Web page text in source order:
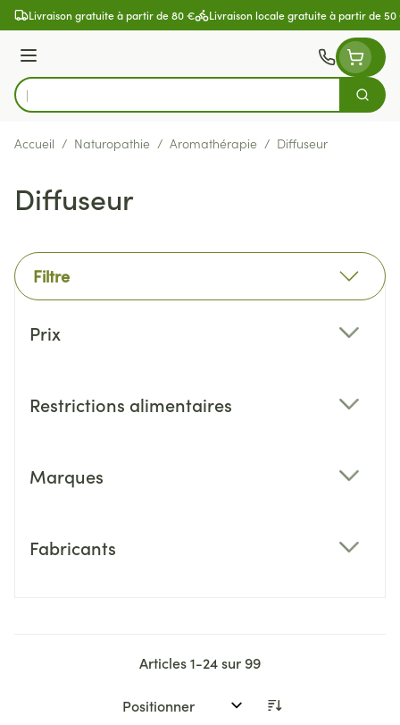
Aller au contenu
Livraison gratuite à partir de 80 € Livraison locale gratuite à partir de
Menu
Rechercher
Accueil / Naturopathie / Aromathérapie / Diffuseur
Diffuseur
Filtre
Prix
Restrictions alimentaires
Marques
Fabricants
Articles1-24sur99
Trier par: